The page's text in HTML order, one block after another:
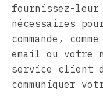
fournissez-
nécessaires
commande,
email ou votre
service client
communiquer